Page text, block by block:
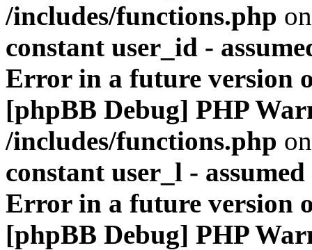
/includes/functions.php
constant user_id -
Error in a future version
[phpBB Debug] PHP
/includes/functions.php
constant user_l -
Error in a future version
[phpBB Debug] PHP